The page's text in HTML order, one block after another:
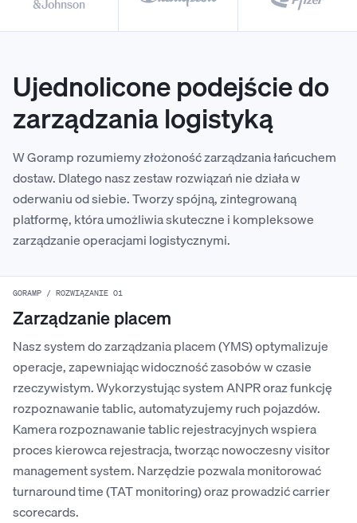
Ujednolicone podejście do
zarządzania logistyką
W Goramp rozumiemy złożoność zarządzania łańcuchem
dostaw. Dlatego nasz zestaw rozwiązań nie działa w
oderwaniu od siebie. Tworzy spójną, zintegrowaną
platformę, która umożliwia skuteczne i kompleksowe
zarządzanie operacjami logistycznymi.
GORAMP / ROZWIĄZANIE 01
Zarządzanie placem
Nasz system do zarządzania placem (YMS) optymalizuje
operacje, zapewniając widoczność zasobów w czasie
rzeczywistym. Wykorzystując system ANPR oraz funkcję
rozpoznawanie tablic, automatyzujemy ruch pojazdów.
Kamera rozpoznawanie tablic rejestracyjnych wspiera
proces kierowca rejestracja, tworząc nowoczesny visitor
management system. Narzędzie pozwala monitorować
turnaround time (TAT monitoring) oraz prowadzić carrier
scorecards.